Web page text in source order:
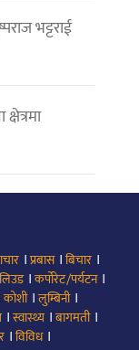
भट्टराई
।प्रबास।बिचार ।
।कर्पोरेट/पर्यटन।
कोशी।लुम्बिनी।
।स्वास्थ्य ।बागमती।
।विविध।